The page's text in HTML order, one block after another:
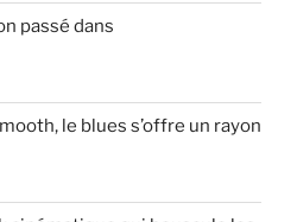
passé dans
le blues s’offre un rayon